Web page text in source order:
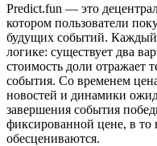
Predict.fun — это
котором пользователи
будущих событий. Каждый
логике: существует два
стоимость доли отражает
события. Со временем
новостей и динамики
завершения события
фиксированной цене, в то
обесцениваются.